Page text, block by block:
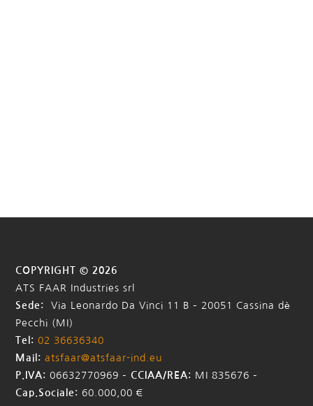
COPYRIGHT © 2026
ATS FAAR Industries srl
Sede:
Via Leonardo Da Vinci 11 B – 20051 Cassina dè
Pecchi (MI)
Tel: 02 36636340
Mail:atsfaar@atsfaar-ind.eu
P.IVA:06632770969 – CCIAA/REA: MI 835676 –
Cap.Sociale: 60.000,00 €